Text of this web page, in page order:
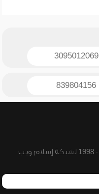
3095012069
839804156